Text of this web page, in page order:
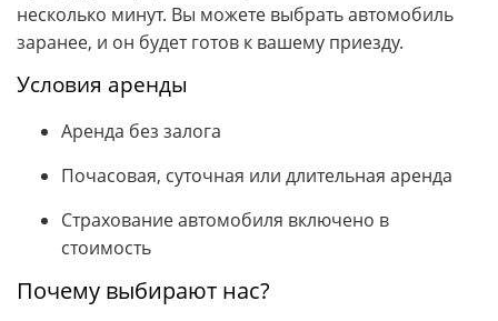
несколько минут. Вы можете выбрать автомобиль
заранее, и он будет готов к вашему приезду.
Условия аренды
Аренда без залога
Почасовая, суточная или длительная аренда
Страхование автомобиля включено в
стоимость
Почему выбирают нас?